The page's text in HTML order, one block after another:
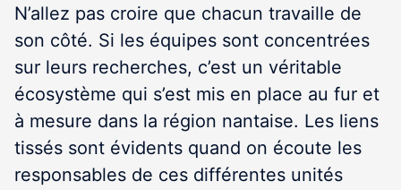
N’allez pas croire que chacun travaille de
son côté. Si les équipes sont concentrées
sur leurs recherches, c’est un véritable
écosystème qui s’est mis en place au fur et
à mesure dans la région nantaise. Les liens
tissés sont évidents quand on écoute les
responsables de ces différentes unités